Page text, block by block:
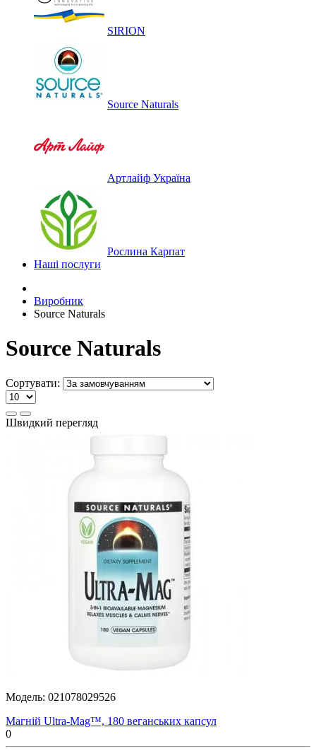
SIRION
Source Naturals
Артлайф Україна
Рослина Карпат
Наші послуги
Виробник
Source Naturals
Source Naturals
Сортувати:
Швидкий перегляд
Модель: 021078029526
Магній Ultra-Mag™, 180 веганських капсул
0